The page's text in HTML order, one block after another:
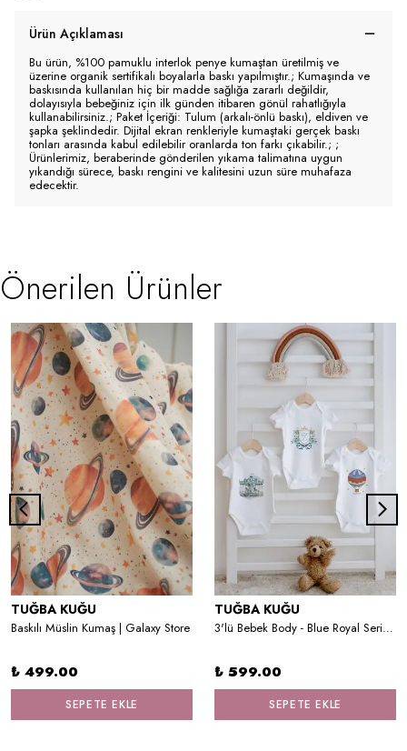
Ürün Açıklaması
Bu ürün, %100 pamuklu interlok penye kumaştan üretilmiş ve
üzerine organik sertifikalı boyalarla baskı yapılmıştır.; Kumaşında ve
baskısında kullanılan hiç bir madde sağlığa zararlı değildir,
dolayısıyla bebeğiniz için ilk günden itibaren gönül rahatlığıyla
kullanabilirsiniz.; Paket İçeriği: Tulum (arkalı-önlü baskı), eldiven ve
şapka şeklindedir. Dijital ekran renkleriyle kumaştaki gerçek baskı
tonları arasında kabul edilebilir oranlarda ton farkı çıkabilir.; ;
Ürünlerimiz, beraberinde gönderilen yıkama talimatına uygun
yıkandığı sürece, baskı rengini ve kalitesini uzun süre muhafaza
edecektir.
Önerilen Ürünler
TUĞBA KUĞU
Baskılı Müslin Kumaş | Galaxy Store
₺ 499.00
SEPETE EKLE
TUĞBA KUĞU
3'lü Bebek Body - Blue Royal Series - Z Harfi
₺ 599.00
SEPETE EKLE